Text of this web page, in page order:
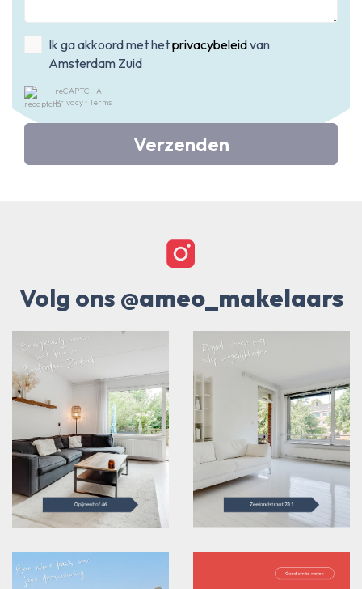
Ik ga akkoord met hetprivacybeleidvan
Amsterdam Zuid
reCAPTCHA
Privacy • Terms
Verzenden
Volg ons @ameo_makelaars